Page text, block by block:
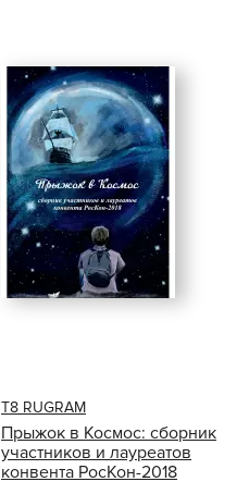
Прыжок в Космос: сборник
участников и лауреатов
конвента РосКон-2018
Т8 RUGRAM